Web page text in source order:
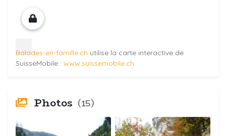
Balades-en-famille.ch utilise la carte interactive de
SuisseMobile : www.suissemobile.ch
Photos (15)